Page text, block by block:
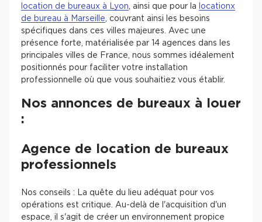
location de bureaux à Lyon, ainsi que pour la
locationx
de bureau à Marseille, couvrant ainsi les besoins
spécifiques dans ces villes majeures. Avec une
présence forte, matérialisée par 14 agences dans les
principales villes de France, nous sommes idéalement
positionnés pour faciliter votre installation
professionnelle où que vous souhaitiez vous établir.
Nos annonces de bureaux à louer
:
Agence de location de bureaux
professionnels
Nos conseils : La quête du lieu adéquat pour vos
opérations est critique. Au-delà de l'acquisition d'un
espace, il s'agit de créer un environnement propice